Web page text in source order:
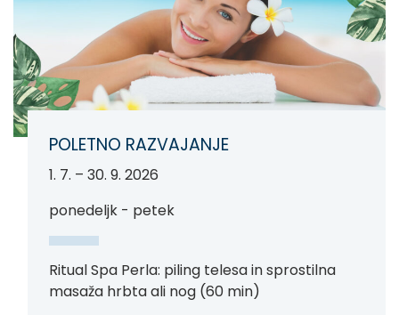
POLETNO RAZVAJANJE
1. 7. – 30. 9. 2026
ponedeljk - petek
Ritual Spa Perla: piling telesa in sprostilna
masaža hrbta ali nog (60 min)